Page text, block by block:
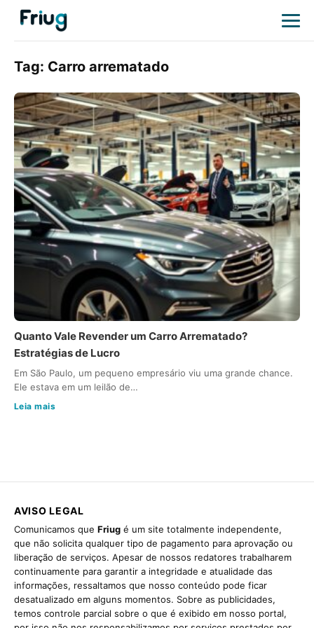
Tag: Carro arrematado
Quanto Vale Revender um Carro Arrematado?
Estratégias de Lucro
Em São Paulo, um pequeno empresário viu uma grande chance.
Ele estava em um leilão de…
Leia mais
AVISO LEGAL
Comunicamos que Friug é um site totalmente independente,
que não solicita qualquer tipo de pagamento para aprovação ou
liberação de serviços. Apesar de nossos redatores trabalharem
continuamente para garantir a integridade e atualidade das
informações, ressaltamos que nosso conteúdo pode ficar
desatualizado em alguns momentos. Sobre as publicidades,
temos controle parcial sobre o que é exibido em nosso portal,